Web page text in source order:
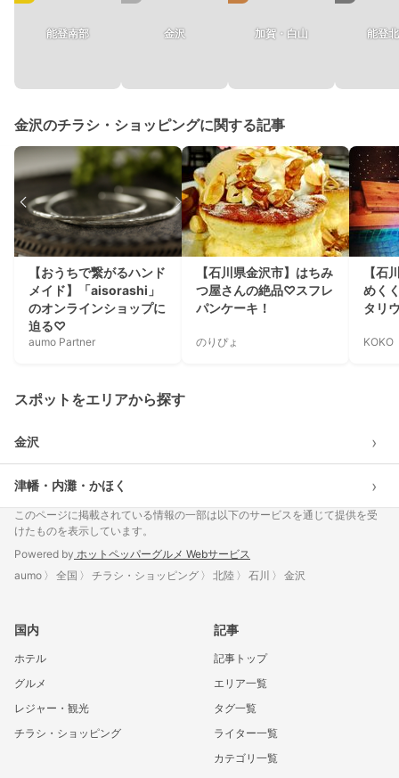
能登南部 金沢 加賀・白山 能登
金沢のチラシ・ショッピングに関する記事
【おうちで繋がるハンド
メイド】「aisorashi」
のオンラインショップに
迫る♡
aumo Partner
【石川県金沢市】はちみ
つ屋さんの絶品♡スフレ
パンケーキ！
のりぴょ
【石
めく
タリ
KOKO
スポットをエリアから探す
金沢 ›
津幡・内灘・かほく ›
このページに掲載されている情報の一部は以下のサービスを通じて提供を受
けたものを表示しています。
Powered by ホットペッパーグルメ Webサービス
aumo
全国 チラシ・ショッピング 北陸 石川 金沢
国内
ホテル
グルメ
レジャー・観光
チラシ・ショッピング
記事
記事トップ
エリア一覧
タグ一覧
ライター一覧
カテゴリ一覧